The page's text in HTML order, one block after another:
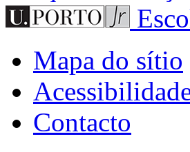
Mapa do sítio
Contacto